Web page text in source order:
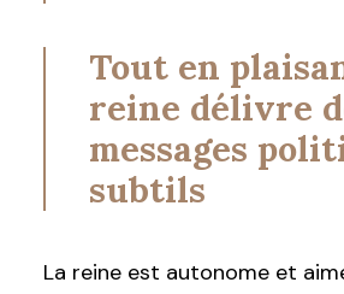
Tout en
reine délivre
messages
subtils
La reine est autonome et